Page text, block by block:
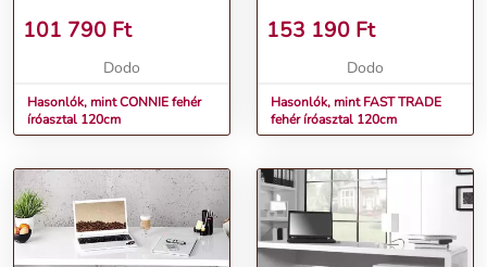
101 790 Ft
Dodo
Hasonlók, mint CONNIE fehér
íróasztal 120cm
153 190 Ft
Dodo
Hasonlók, mint FAST TRADE
fehér íróasztal 120cm